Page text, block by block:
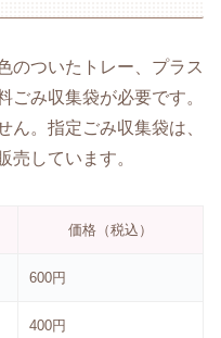
のついたトレー、プラス
ごみ収集袋が必要です。
ん。指定ごみ収集袋は、
売しています。
価格（税込）
600円
400円